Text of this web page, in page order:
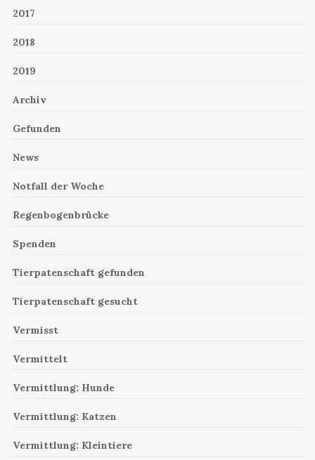
2017
2018
2019
Archiv
Gefunden
News
Notfall der Woche
Regenbogenbrücke
Spenden
Tierpatenschaft gefunden
Tierpatenschaft gesucht
Vermisst
Vermittelt
Vermittlung: Hunde
Vermittlung: Katzen
Vermittlung: Kleintiere